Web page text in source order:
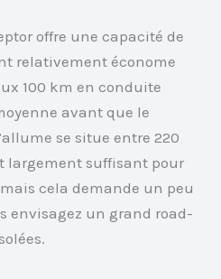
offre une capacité de
relativement économe
100 km en conduite
avant que le
se situe entre 220
largement suffisant pour
cela demande un peu
envisagez un grand road-